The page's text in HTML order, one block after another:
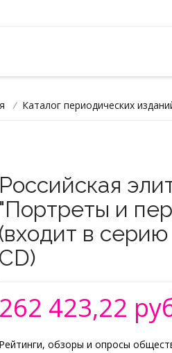
/ Каталог периодических
Российская
"Портреты и
(входит в
CD)
262 423,22
Рейтинги, обзоры и опросы